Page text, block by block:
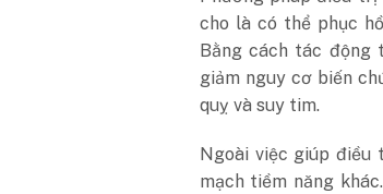
cho là có thể phục
Bằng cách tác động
giảm nguy cơ biến
quỵ và suy tim.
Ngoài việc giúp
mạch tiềm năng